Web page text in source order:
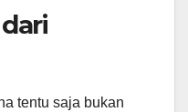
tentu saja bukan